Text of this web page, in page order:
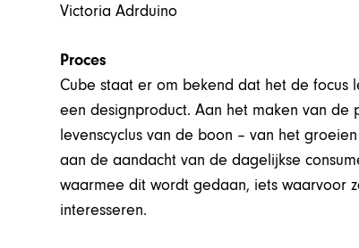
Victoria Adrduino
Proces
Cube staat er om bekend dat het de
een designproduct. Aan het maken van
levenscyclus van de boon – van het
aan de aandacht van de dagelijkse
waarmee dit wordt gedaan, iets waarvoor
interesseren.